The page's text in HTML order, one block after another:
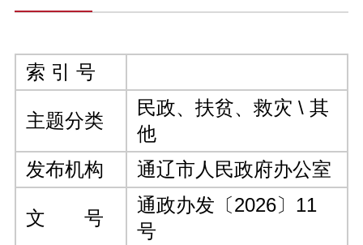
索 引 号
主题分类
民政、扶贫、救灾 \ 其
他
发布机构
通辽市人民政府办公室
文 号
通政办发〔2026〕11
号